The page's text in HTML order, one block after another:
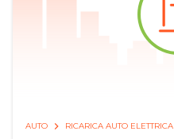
AUTO RICARICA AUTO ELETTRICA